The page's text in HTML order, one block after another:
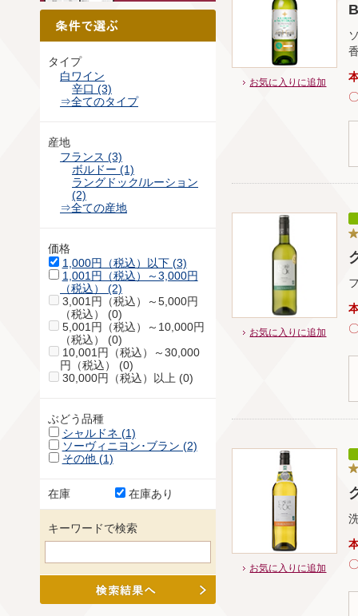
お気に入りに追加
お気に入りに追加
お気に入りに追加
タイプ
白ワイン
辛口 (3)
⇒全てのタイプ
産地
フランス (3)
ボルドー (1)
ラングドック/ルーション
(2)
⇒全ての産地
価格
1,000円（税込）以下 (3)
1,001円（税込）～3,000円
（税込） (2)
3,001円（税込）～5,000円
（税込） (0)
5,001円（税込）～10,000円
（税込） (0)
10,001円（税込）～30,000
円（税込） (0)
30,000円（税込）以上 (0)
ぶどう品種
シャルドネ (1)
ソーヴィニヨン･ブラン (2)
その他 (1)
在庫 在庫あり
キーワードで検索